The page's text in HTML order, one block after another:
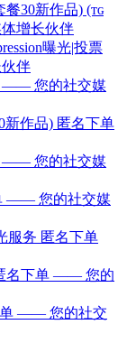
餐30新作品) (ᴛɢ
增长伙伴
曝光|投票
伴
—— 您的社交媒
新作品) 匿名下单
—— 您的社交媒
—— 您的社交媒
服务 匿名下单
名下单 —— 您的
单 —— 您的社交